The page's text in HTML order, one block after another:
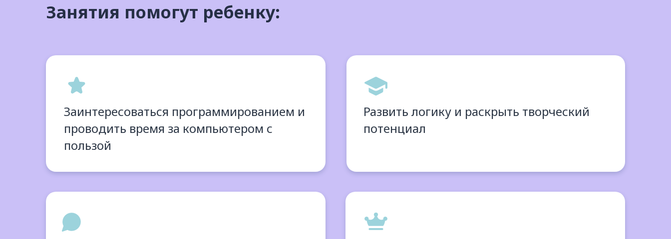
Заинтересоваться программированием и
проводить время за компьютером с
пользой
Развить логику и раскрыть творческий
потенциал
Занятия помогут ребенку: